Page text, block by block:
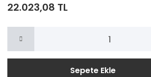
22.023,08 TL
Sepete Ekle